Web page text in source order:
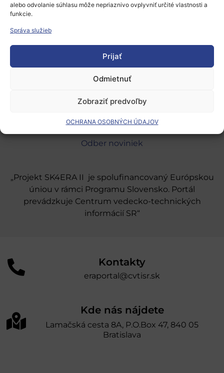
alebo odvolanie súhlasu môže nepriaznivo ovplyvniť určité vlastnosti a
funkcie.
Správa služieb
Prijať
Odmietnuť
Zobraziť predvoľby
OCHRANA OSOBNÝCH ÚDAJOV
Európsky výskumný priestor
Podporné schémy a služby
Grantové programy pre výskum
Odber noviniek
„Projekt SK4ERA II je spolufinancovaný Európskou
úniou v rámci Programu Slovensko. Portál
prevádzkuje Centrum vedecko-technických
informácií SR“
Kontakty
eraportal@cvtisr.sk
Kde nás nájdete
Lamačská cesta 8A, P.O.Box 47, 840 05
Bratislava